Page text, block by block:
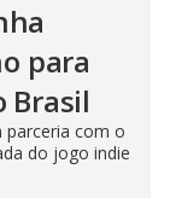
para
Brasil
parceria com o
do jogo indie